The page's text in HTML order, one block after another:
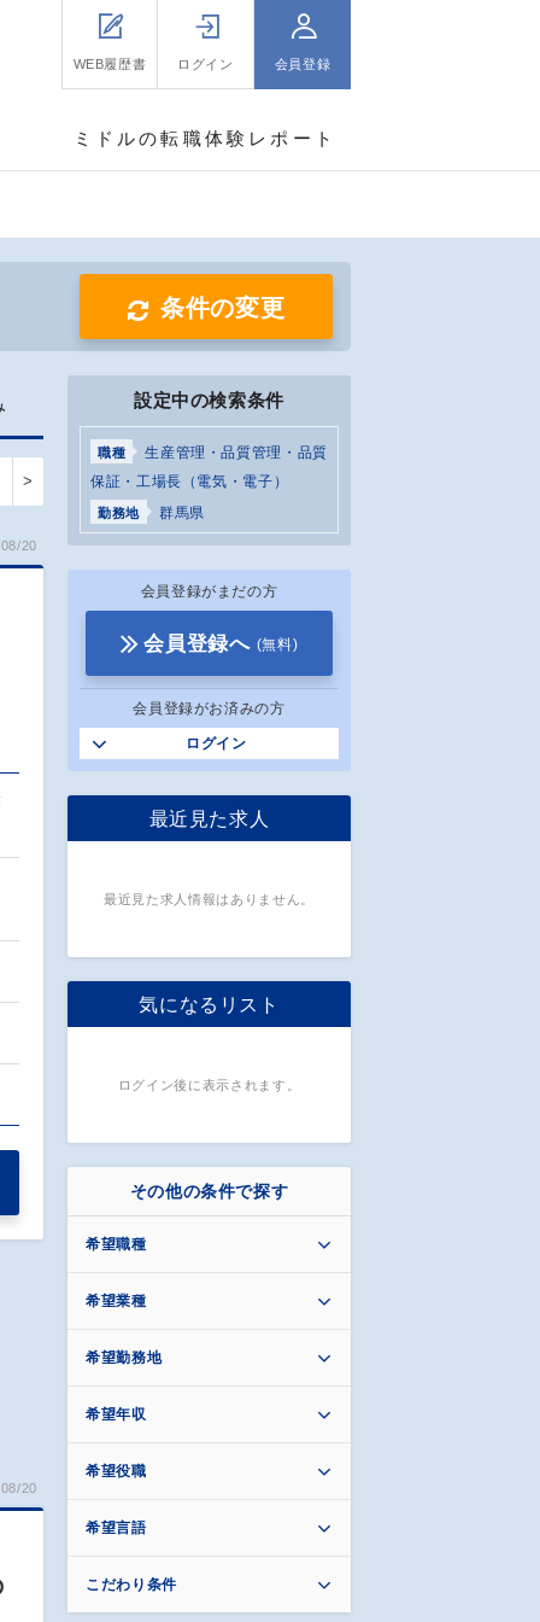
WEB履歴書 ログイン 会員登録
ミドルの転職体験レポート
条件の変更
>
20
20
設定中の検索条件
職種
生産管理・品質管理・品質
保証・工場長（電気・電子）
勤務地 群馬県
会員登録がまだの方
会員登録へ (無料)
会員登録がお済みの方
ログイン
最近見た求人
最近見た求人情報はありません。
気になるリスト
ログイン後に表示されます。
その他の条件で探す
希望職種
希望業種
希望勤務地
希望年収
希望役職
希望言語
こだわり条件